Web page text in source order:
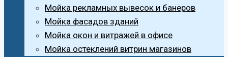
Мойка рекламных вывесок и банеров
Мойка фасадов зданий
Мойка окон и витражей в офисе
Мойка остеклений витрин магазинов